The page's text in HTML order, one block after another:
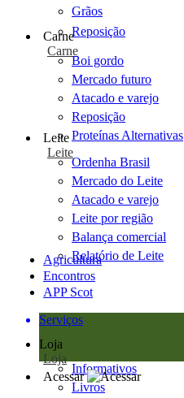
Grãos
Reposição
Carne
Carne
Boi gordo
Mercado futuro
Atacado e varejo
Reposição
Proteínas Alternativas
Leite
Leite
Ordenha Brasil
Mercado do Leite
Atacado e varejo
Leite por região
Balança comercial
Relatório de Leite
Agricultura
Encontros
APP Scot
Serviços
Loja
Loja
Informativos
Livros
Acessar